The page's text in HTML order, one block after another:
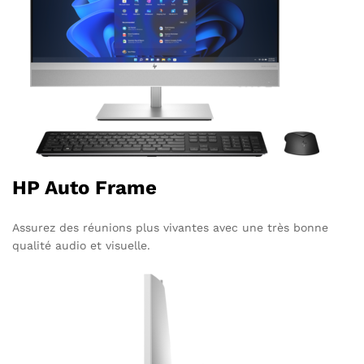
HP Auto Frame
Assurez des réunions plus vivantes avec une très bonne
qualité audio et visuelle.